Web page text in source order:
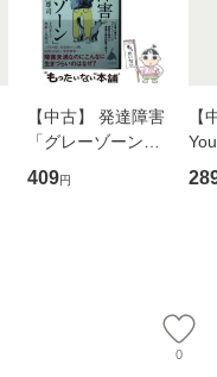
【中古】 発達障害
「グレーゾーン」
その正しい理解と
克服法 (SB新書 57
409円
【
のが
0